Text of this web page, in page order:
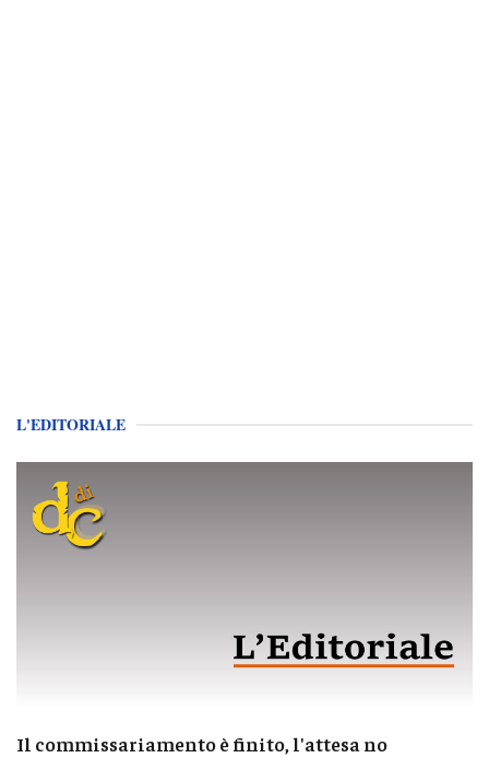
L'EDITORIALE
Il commissariamento è finito, l'attesa no